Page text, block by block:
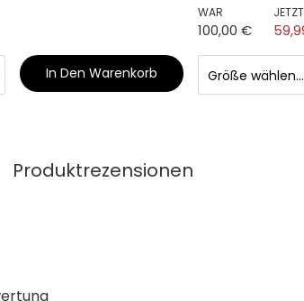
In Den Warenkorb
WAR
100,00 €
JETZT
Produktrezensionen